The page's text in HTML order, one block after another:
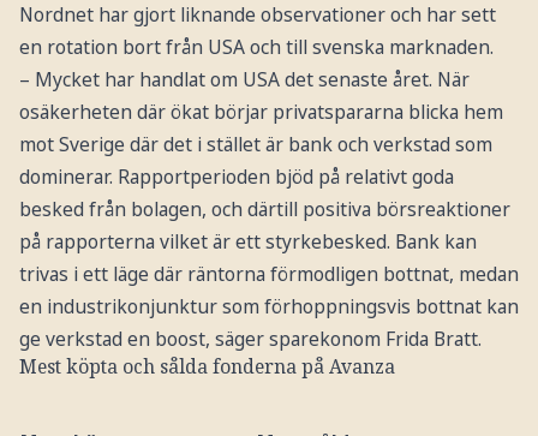
Nordnet har gjort liknande observationer och har sett
en rotation bort från USA och till svenska marknaden.
– Mycket har handlat om USA det senaste året. När
osäkerheten där ökat börjar privatspararna blicka hem
mot Sverige där det i stället är bank och verkstad som
dominerar. Rapportperioden bjöd på relativt goda
besked från bolagen, och därtill positiva börsreaktioner
på rapporterna vilket är ett styrkebesked. Bank kan
trivas i ett läge där räntorna förmodligen bottnat, medan
en industrikonjunktur som förhoppningsvis bottnat kan
ge verkstad en boost, säger sparekonom Frida Bratt.
Mest köpta och sålda fonderna på Avanza